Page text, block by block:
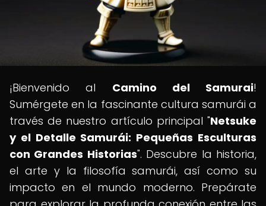
¡Bienvenido al Camino del Samurai!
Sumérgete en la fascinante cultura samurái a
través de nuestro artículo principal "Netsuke
y el Detalle Samurái: Pequeñas Esculturas
con Grandes Historias". Descubre la historia,
el arte y la filosofía samurái, así como su
impacto en el mundo moderno. Prepárate